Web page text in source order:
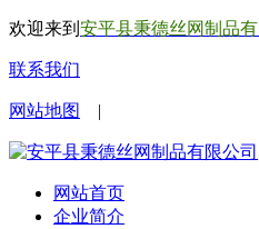
欢迎来到 安平县秉德丝网制品有
联系我们
网站地图 |
网站首页
企业简介